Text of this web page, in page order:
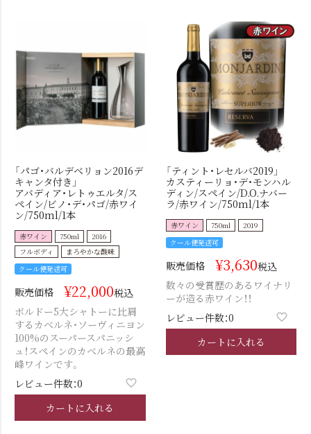
「パゴ・バルデベリョン2016デ
キャンタ付き」
アバディア・レトゥエルタ/ス
ペイン/ビノ・デ・パゴ/赤ワイ
ン/750ml/1本
赤ワイン 750ml
2016
フルボディ
まろやかな酸味
クール便発送可
販売価格 ¥22,000税込
ボルドー5大シャトーに比肩
するカベルネ・ソーヴィニヨン
100%のスーパースパニッシ
ュ！スペインのカベルネの最高
峰ワインです。
レビュー件数：0
カートに入れる
「ティント・レセルバ2019」
カスティーリョ・デ・モンハル
ディン/スペイン/D.O.ナバー
ラ/赤ワイン/750ml/1本
赤ワイン 750ml
2019
クール便発送可
販売価格 ¥3,630税込
数々の受賞歴のあるワイナリ
ーが造る赤ワイン！！
レビュー件数：0
カートに入れる